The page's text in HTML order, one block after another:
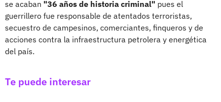
se acaban "36 años de historia criminal" pues el
guerrillero fue responsable de atentados terroristas,
secuestro de campesinos, comerciantes, finqueros y de
acciones contra la infraestructura petrolera y energética
del país.
Te puede interesar